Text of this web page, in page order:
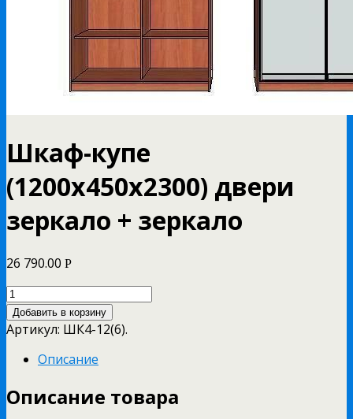
Шкаф-купе
(1200х450х2300) двери
зеркало + зеркало
26 790.00 Р
Добавить в корзину
Артикул: ШК4-12(6).
Описание
Описание товара